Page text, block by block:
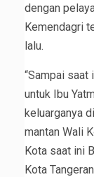
dengan
Kemendagri
lalu.
“Sampai saat
untuk Ibu
keluarganya
mantan Wali
Kota saat ini
Kota